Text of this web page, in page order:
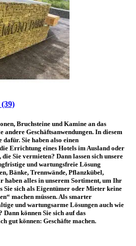
(39)
Bruchsteine ​​und Kamine an das
andere Geschäftsanwendungen. In diesem
Sie haben also einen
Errichtung eines Hotels im Ausland oder
Sie vermieten? Dann lassen sich unsere
und wartungsfreie Lösung
Bänke, Trennwände, Pflanzkübel,
haben alles in unserem Sortiment, um Ihr
Sie sich als Eigentümer oder Mieter keine
machen müssen. Als smarter
und wartungsarme Lösungen auch wie
können Sie sich auf das
gut können: Geschäfte machen.